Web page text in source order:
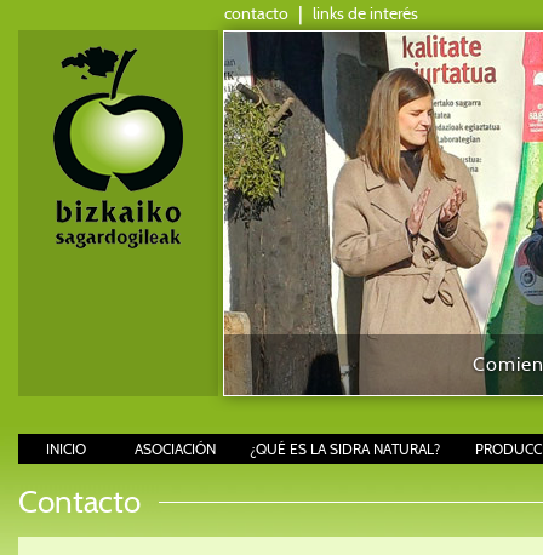
contacto | links de interés
INICIO ASOCIACIÓN ¿QUÉ ES LA SIDRA NATURAL?
Contacto